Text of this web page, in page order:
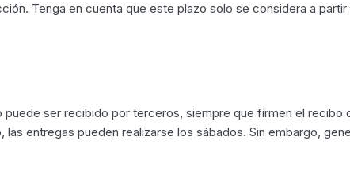
Tenga en cuenta que este plazo solo se considera a
ser recibido por terceros, siempre que firmen el recibo
entregas pueden realizarse los sábados. Sin embargo,